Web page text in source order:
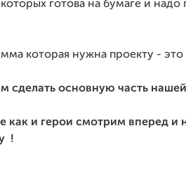
готова на бумаге и надо
которая нужна проекту - это
сделать основную часть
как и герои смотрим вперед и
!